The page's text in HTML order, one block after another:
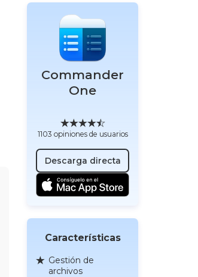
Commander
One
1103 opiniones de usuarios
Descarga directa
Características
Gestión de
archivos